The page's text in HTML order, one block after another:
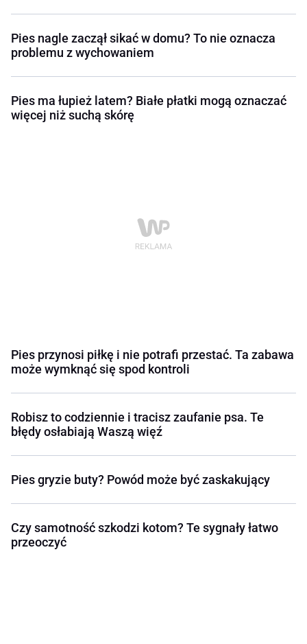
Pies nagle zaczął sikać w domu? To nie oznacza
problemu z wychowaniem
Pies ma łupież latem? Białe płatki mogą oznaczać
więcej niż suchą skórę
Pies przynosi piłkę i nie potrafi przestać. Ta zabawa
może wymknąć się spod kontroli
Robisz to codziennie i tracisz zaufanie psa. Te
błędy osłabiają Waszą więź
Pies gryzie buty? Powód może być zaskakujący
Czy samotność szkodzi kotom? Te sygnały łatwo
przeoczyć